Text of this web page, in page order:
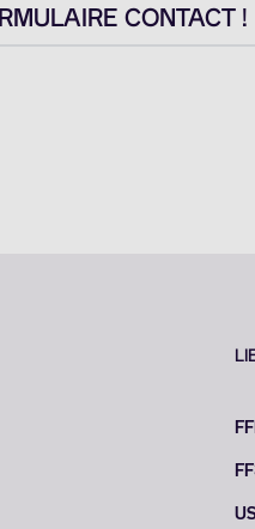
CONTACT !